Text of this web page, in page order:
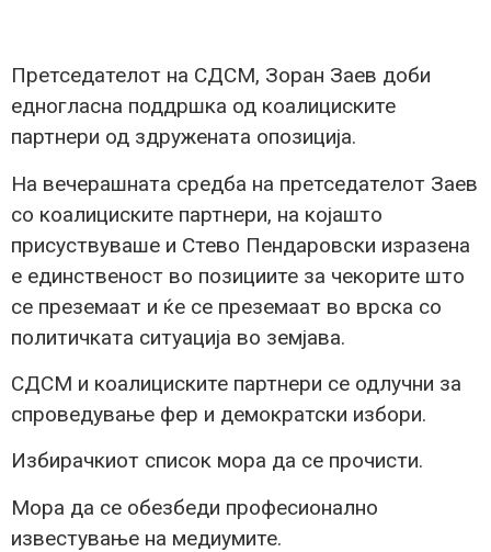
Претседателот на СДСМ, Зоран Заев доби
едногласна поддршка од коалициските
партнери од здружената опозиција.
На вечерашната средба на претседателот Заев
со коалициските партнери, на којашто
присуствуваше и Стево Пендаровски изразена
е единственост во позициите за чекорите што
се преземаат и ќе се преземаат во врска со
политичката ситуација во земјава.
СДСМ и коалициските партнери се одлучни за
спроведување фер и демократски избори.
Избирачкиот список мора да се прочисти.
Мора да се обезбеди професионално
известување на медиумите.